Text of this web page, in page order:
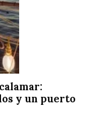
y un puerto